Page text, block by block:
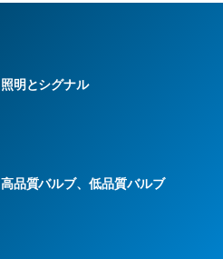
照明とシグナル
高品質バルブ、低品質バルブ